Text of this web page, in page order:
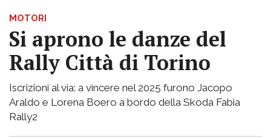
MOTORI
Si aprono le danze del
Rally Città di Torino
Iscrizioni al via: a vincere nel 2025 furono Jacopo
Araldo e Lorena Boero a bordo della Skoda Fabia
Rally2